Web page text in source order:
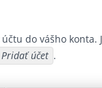
do vášho konta.
Pridať účet .